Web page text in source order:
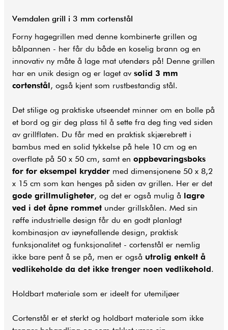
Vemdalen grill i 3 mm cortenstål
Forny hagegrillen med denne kombinerte grillen og
bålpannen - her får du både en koselig brann og en
innovativ ny måte å lage mat utendørs på! Denne grillen
har en unik design og er laget av solid 3 mm
cortenstål, også kjent som rustbestandig stål.
Det stilige og praktiske utseendet minner om en bolle på
et bord og gir deg plass til å sette fra deg ting ved siden
av grillflaten. Du får med en praktisk skjærebrett i
bambus med en solid tykkelse på hele 10 cm og en
overflate på 50 x 50 cm, samt en oppbevaringsboks
for for eksempel krydder med dimensjonene 50 x 8,2
x 15 cm som kan henges på siden av grillen. Her er det
gode grillmuligheter, og det er også mulig å lagre
ved i det åpne rommet under grillskålen. Med sin
røffe industrielle design får du en godt planlagt
kombinasjon av iøynefallende design, praktisk
funksjonalitet og funksjonalitet - cortenstål er nemlig
ikke bare pent å se på, men er også utrolig enkelt å
vedlikeholde da det ikke trenger noen vedlikehold.
Holdbart materiale som er ideelt for utemiljøer
Cortenstål er et sterkt og holdbart materiale som ikke